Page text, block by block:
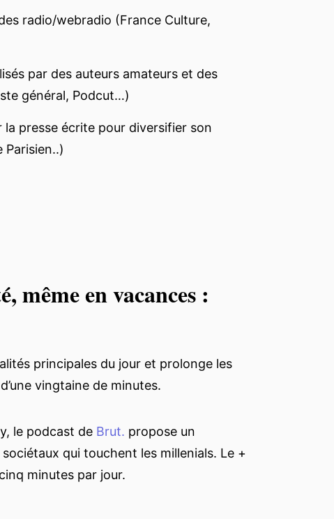
radio/webradio (France Culture,
par des auteurs amateurs et des
général, Podcut…)
presse écrite pour diversifier son
Parisien..)
même en vacances :
principales du jour et prolonge les
vingtaine de minutes.
le podcast de Brut. propose un
qui touchent les millenials. Le +
minutes par jour.